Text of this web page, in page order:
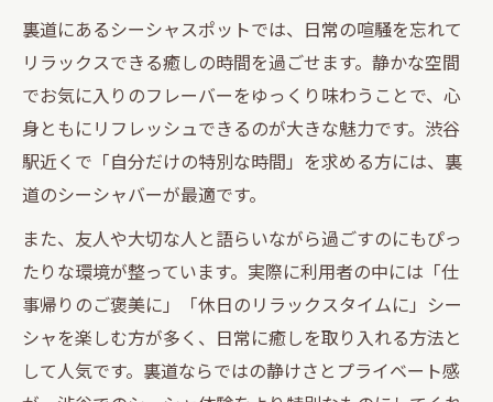
裏道にあるシーシャスポットでは、日常の喧騒を忘れて
リラックスできる癒しの時間を過ごせます。静かな空間
でお気に入りのフレーバーをゆっくり味わうことで、心
身ともにリフレッシュできるのが大きな魅力です。渋谷
駅近くで「自分だけの特別な時間」を求める方には、裏
道のシーシャバーが最適です。
また、友人や大切な人と語らいながら過ごすのにもぴっ
たりな環境が整っています。実際に利用者の中には「仕
事帰りのご褒美に」「休日のリラックスタイムに」シー
シャを楽しむ方が多く、日常に癒しを取り入れる方法と
して人気です。裏道ならではの静けさとプライベート感